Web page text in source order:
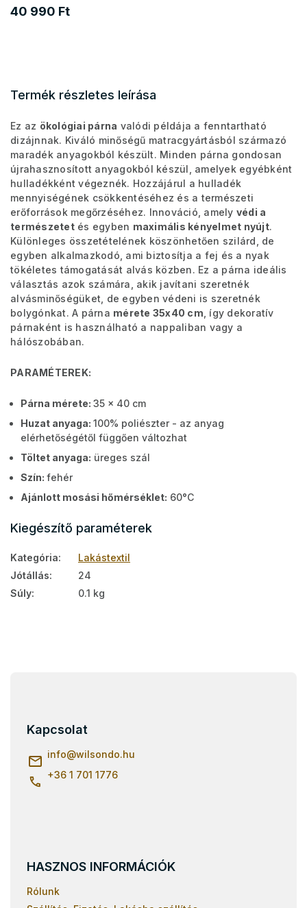
40 990 Ft
Termék részletes leírása
Ez az ökológiai párna valódi példája a fenntartható
dizájnnak. Kiváló minőségű matracgyártásból származó
maradék anyagokból készült. Minden párna gondosan
újrahasznosított anyagokból készül, amelyek egyébként
hulladékként végeznék. Hozzájárul a hulladék
mennyiségének csökkentéséhez és a természeti
erőforrások megőrzéséhez. Innováció, amely védi a
természetetés egyben maximális kényelmet nyújt.
Különleges összetételének köszönhetően szilárd, de
egyben alkalmazkodó, ami biztosítja a fej és a nyak
tökéletes támogatását alvás közben. Ez a párna ideális
választás azok számára, akik javítani szeretnék
alvásminőségüket, de egyben védeni is szeretnék
bolygónkat. A párna mérete 35x40 cm , így dekoratív
párnaként is használható a nappaliban vagy a
hálószobában.
PARAMÉTEREK:
Párna mérete: 35 x 40 cm
Huzat anyaga: 100% poliészter - az anyag
elérhetőségétől függően változhat
Töltet anyaga: üreges szál
Szín: fehér
Ajánlott mosási hőmérséklet: 60°C
Kiegészítő paraméterek
Kategória:
Lakástextil
Jótállás:
24
Súly: 0.1 kg
Kapcsolat
info@wilsondo.hu
+36 1 701 1776
HASZNOS INFORMÁCIÓK
Rólunk